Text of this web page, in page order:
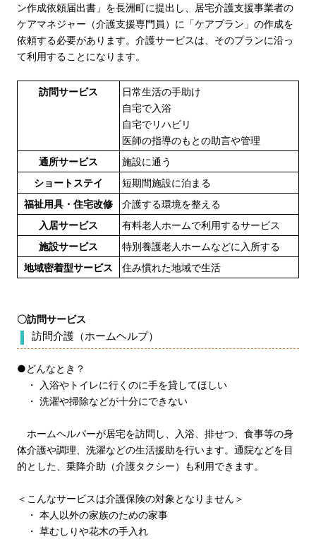
ン作成依頼届出書」を長洲町に提出し、居宅介護支援事業者の
ケアマネジャー（介護支援専門員）に「ケアプラン」の作成を
依頼する必要があります。介護サービスは、そのプランに沿っ
て利用することになります。
訪問サービス
日常生活の手助け
自宅で入浴
自宅でリハビリ
医師の指導のもとの助言や管理
通所サービス
施設に通う
ショートステイ
短期間施設に泊まる
福祉用具・住宅改修
介護する環境を整える
入居サービス
有料老人ホームで利用するサービス
施設サービス
特別養護老人ホームなどに入所する
地域密着型サービス
住み慣れた地域で生活
〇訪問サービス
訪問介護（ホームヘルプ）
●どんなとき？
・ 入浴やトイレに行くのに手を貸してほしい
・ 洗濯や掃除などが十分にできない
ホームヘルパーが居宅を訪問し、入浴、排せつ、食事等の身
体介護や調理、洗濯などの生活援助を行います。通院などを目
的とした、乗降介助（介護タクシー）も利用できます。
＜こんなサービスは介護保険の対象となりません＞
・ 本人以外の家族のための家事
・ 草むしりや花木の手入れ